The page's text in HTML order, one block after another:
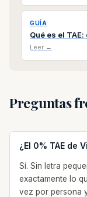
GUÍA
Qué es el
Leer →
Preguntas
¿El 0% TAE de
Sí. Sin letra
exactamente lo
vez por persona